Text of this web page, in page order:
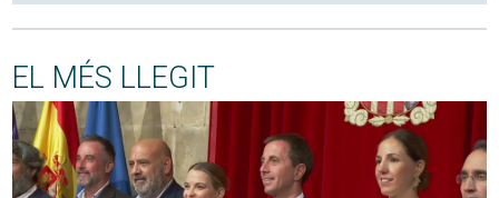
EL MÉS LLEGIT